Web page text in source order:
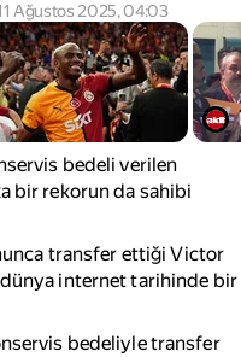
Ağustos 2025, 04:03
bedeli verilen
bir rekorun da sahibi
transfer ettiği Victor
internet tarihinde bir
bedeliyle transfer